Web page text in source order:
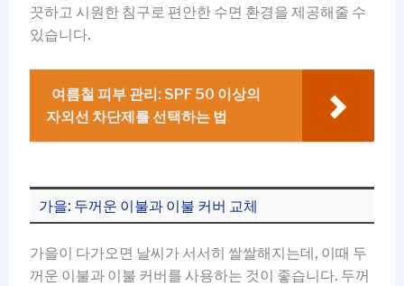
끗하고 시원한 침구로 편안한 수면 환경을 제공해줄 수
있습니다.
여름철 피부 관리: SPF 50 이상의
자외선 차단제를 선택하는 법
가을: 두꺼운 이불과 이불 커버 교체
가을이 다가오면 날씨가 서서히 쌀쌀해지는데, 이때 두
꺼운 이불과 이불 커버를 사용하는 것이 좋습니다. 두꺼